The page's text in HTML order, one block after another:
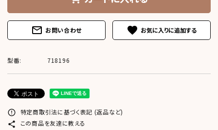
mail_outline お問い合わせ favorite
型番: 718196
error_outline 特定商取引法に基づく表記 (返品など)
share この商品を友達に教える